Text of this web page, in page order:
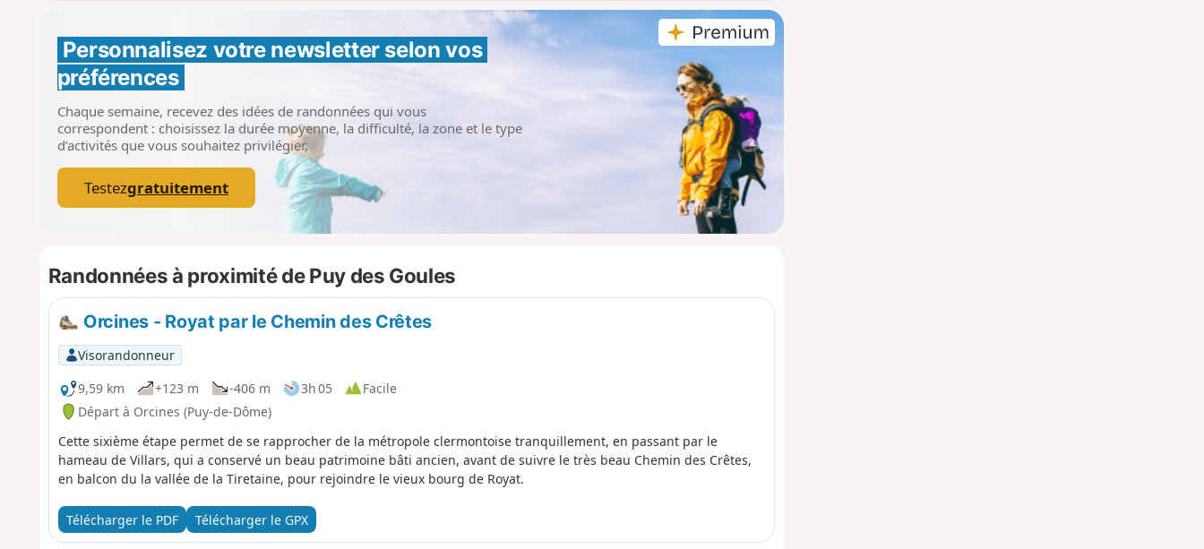
Personnalisez votre newsletter selon vos
préférences
Chaque semaine, recevez des idées de randonnées qui vous
correspondent : choisissez la durée moyenne, la difficulté, la zone et le type
d’activités que vous souhaitez privilégier.
Testezgratuitement
Randonnées à proximité de Puy des Goules
Orcines - Royat par le Chemin des Crêtes
Visorandonneur
9,59 km
+123 m -406 m 3h 05
Facile
Départ à Orcines (Puy-de-Dôme)
Cette sixième étape permet de se rapprocher de la métropole clermontoise tranquillement, en passant par le
hameau de Villars, qui a conservé un beau patrimoine bâti ancien, avant de suivre le très beau Chemin des Crêtes,
en balcon du la vallée de la Tiretaine, pour rejoindre le vieux bourg de Royat.
Télécharger le PDF Télécharger le GPX